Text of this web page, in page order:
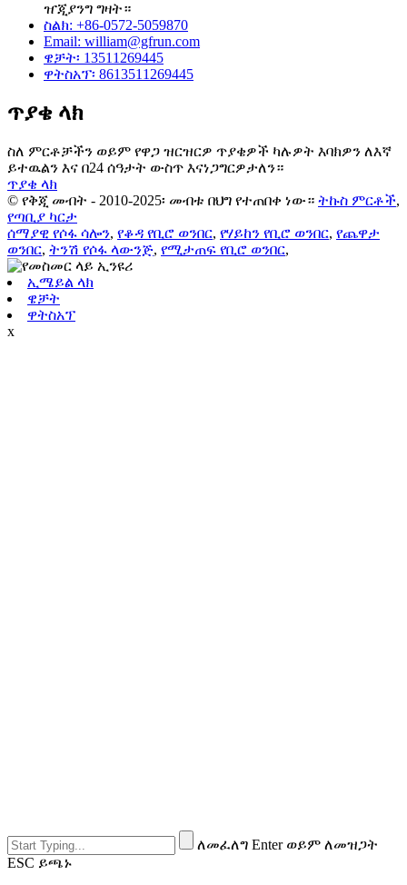
ዠጂያንግ ግዛት።
ስልክ: +86-0572-5059870
Email: william@gfrun.com
ዌቻት፡ 13511269445
ዋትስአፕ፡ 8613511269445
ጥያቄ ላክ
ስለ ምርቶቻችን ወይም የዋጋ ዝርዝርዎ ጥያቄዎች ካሉዎት እባክዎን ለእኛ
ይተዉልን እና በ24 ሰዓታት ውስጥ እናነጋግርዎታለን።
ጥያቄ ላክ
© የቅጂ መብት - 2010-2025፡ መብቱ በህግ የተጠበቀ ነው። ትኩስ ምርቶች,
የጣቢያ ካርታ
ሰማያዊ የሶፋ ሳሎን, የቆዳ የቢሮ ወንበር, የሃይከን የቢሮ ወንበር, የጨዋታ
ወንበር, ትንሽ የሶፋ ላውንጅ, የሚታጠፍ የቢሮ ወንበር,
ኢሜይል ላክ
ዌቻት
ዋትስአፕ
x
ለመፈለግ Enter ወይም ለመዝጋት
ESC ይጫኑ